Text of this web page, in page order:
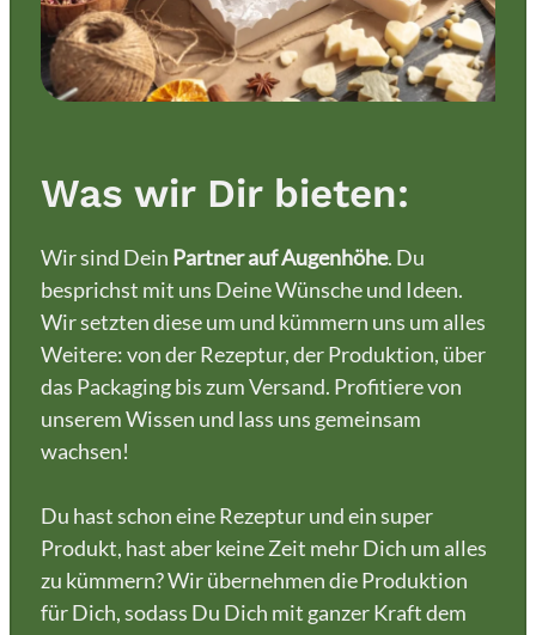
Was wir Dir bieten:
Wir sind Dein Partner auf Augenhöhe. Du
besprichst mit uns Deine Wünsche und Ideen.
Wir setzten diese um und kümmern uns um alles
Weitere: von der Rezeptur, der Produktion, über
das Packaging bis zum Versand. Profitiere von
unserem Wissen und lass uns gemeinsam
wachsen!
Du hast schon eine Rezeptur und ein super
Produkt, hast aber keine Zeit mehr Dich um alles
zu kümmern? Wir übernehmen die Produktion
für Dich, sodass Du Dich mit ganzer Kraft dem